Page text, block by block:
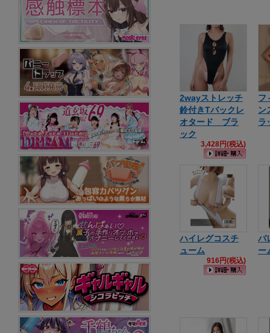
2wayストレッチ
鈴付きTバックレ
オタード ブラ
ック
3,428円(税込)
フ
ン
ラ
ハイレグコスチ
ューム
916円(税込)
バ
ー